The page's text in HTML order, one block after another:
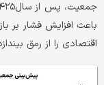
باعث افزایش فشار بر
اقتصادی را از رمق